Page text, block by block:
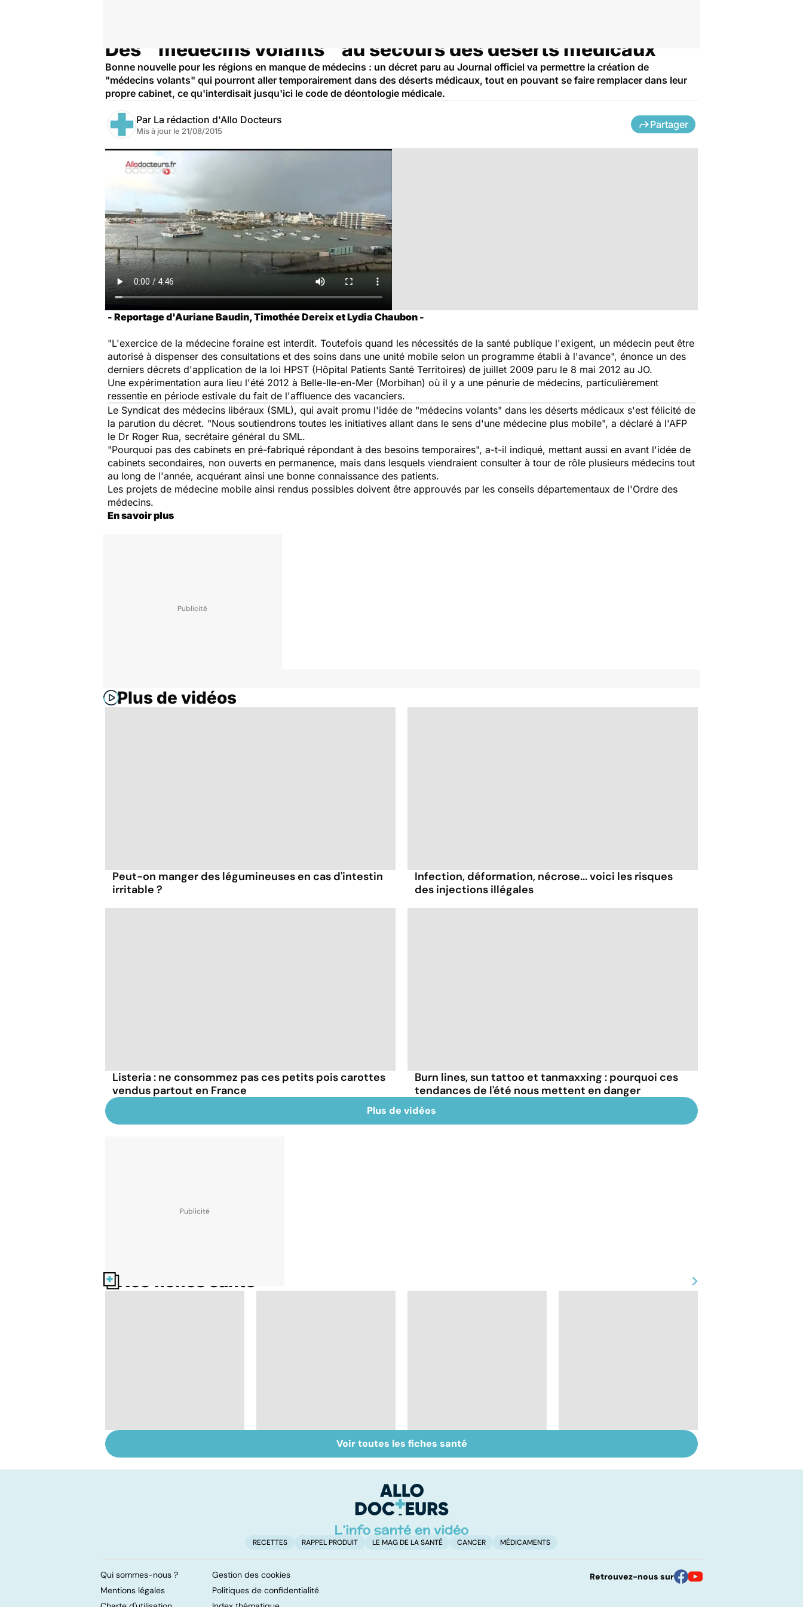
Des ''médecins volants'' au secours des déserts médicaux
Bonne nouvelle pour les régions en manque de médecins : un décret paru au Journal officiel va permettre la création de
"médecins volants" qui pourront aller temporairement dans des déserts médicaux, tout en pouvant se faire remplacer dans leur
propre cabinet, ce qu'interdisait jusqu'ici le code de déontologie médicale.
Par La rédaction d'Allo Docteurs
Mis à jour le 21/08/2015
Partager
- Reportage d'Auriane Baudin, Timothée Dereix et Lydia Chaubon -
"L'exercice de la médecine foraine est interdit. Toutefois quand les nécessités de la santé publique l'exigent, un médecin peut être
autorisé à dispenser des consultations et des soins dans une unité mobile selon un programme établi à l'avance", énonce un des
derniers décrets d'application de la loi HPST (Hôpital Patients Santé Territoires) de juillet 2009 paru le 8 mai 2012 au JO.
Une expérimentation aura lieu l'été 2012 à Belle-Ile-en-Mer (Morbihan) où il y a une pénurie de médecins, particulièrement
ressentie en période estivale du fait de l'affluence des vacanciers.
Le Syndicat des médecins libéraux (SML), qui avait promu l'idée de "médecins volants" dans les déserts médicaux s'est félicité de
la parution du décret. "Nous soutiendrons toutes les initiatives allant dans le sens d'une médecine plus mobile", a déclaré à l'AFP
le Dr Roger Rua, secrétaire général du SML.
"Pourquoi pas des cabinets en pré-fabriqué répondant à des besoins temporaires", a-t-il indiqué, mettant aussi en avant l'idée de
cabinets secondaires, non ouverts en permanence, mais dans lesquels viendraient consulter à tour de rôle plusieurs médecins tout
au long de l'année, acquérant ainsi une bonne connaissance des patients.
Les projets de médecine mobile ainsi rendus possibles doivent être approuvés par les conseils départementaux de l'Ordre des
médecins.
En savoir plus
Plus de vidéos
Peut-on manger des légumineuses en cas d'intestin
irritable ?
Infection, déformation, nécrose... voici les risques
des injections illégales
Listeria : ne consommez pas ces petits pois carottes
vendus partout en France
Burn lines, sun tattoo et tanmaxxing : pourquoi ces
tendances de l'été nous mettent en danger
Plus de vidéos
Nos fiches santé
infections
Inflammation des
amygdales : que faire
Suicide : prévenir le
passage à l'acte
complexe
Voir toutes les fiches santé
RECETTES RAPPEL PRODUIT LE MAG DE LA SANTÉ CANCER MÉDICAMENTS
Qui sommes-nous ?
Gestion des cookies
Mentions légales
Politiques de confidentialité
Retrouvez-nous sur